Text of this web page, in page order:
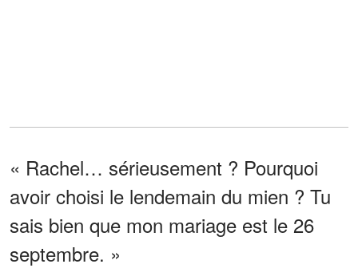
« Rachel… sérieusement ? Pourquoi
avoir choisi le lendemain du mien ? Tu
sais bien que mon mariage est le 26
septembre. »